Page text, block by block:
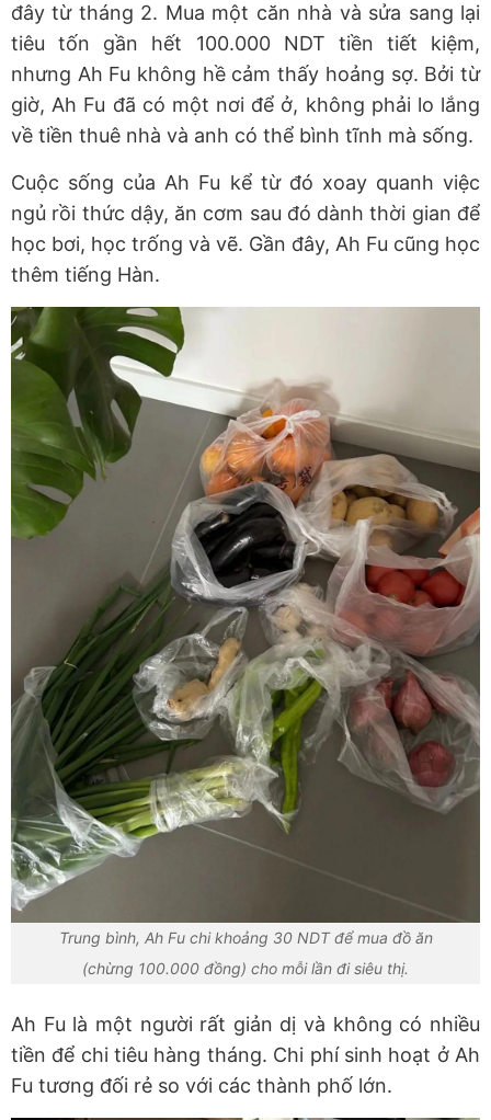
đây từ tháng 2. Mua một căn nhà và sửa sang lại
tiêu tốn gần hết 100.000 NDT tiền tiết kiệm,
nhưng Ah Fu không hề cảm thấy hoảng sợ. Bởi từ
giờ, Ah Fu đã có một nơi để ở, không phải lo lắng
về tiền thuê nhà và anh có thể bình tĩnh mà sống.
Cuộc sống của Ah Fu kể từ đó xoay quanh việc
ngủ rồi thức dậy, ăn cơm sau đó dành thời gian để
học bơi, học trống và vẽ. Gần đây, Ah Fu cũng học
thêm tiếng Hàn.
Trung bình, Ah Fu chi khoảng 30 NDT để mua đồ ăn
(chừng 100.000 đồng) cho mỗi lần đi siêu thị.
Ah Fu là một người rất giản dị và không có nhiều
tiền để chi tiêu hàng tháng. Chi phí sinh hoạt ở Ah
Fu tương đối rẻ so với các thành phố lớn.